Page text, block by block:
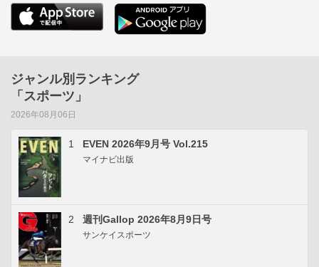
ジャンル別ランキング
「スポーツ」
2026年08月06日
1 EVEN 2026年9月号 Vol.215
マイナビ出版
2 週刊Gallop 2026年8月9日号
サンケイスポーツ